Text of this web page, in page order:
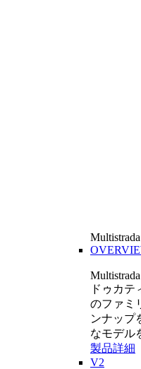
Multistrada
ドゥカテ
のファミ
ンナップ
なモデル
製品詳細
V2